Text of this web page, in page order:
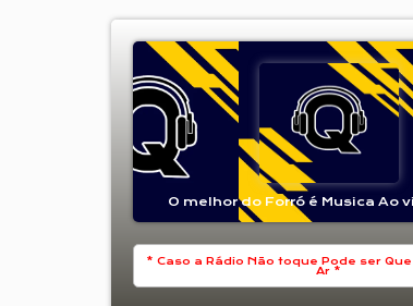
O melhor do Forró é Musica Ao
* Caso a Rádio Não toque Pode ser
Ar *